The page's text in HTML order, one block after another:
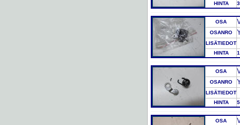
HINTA
OSA
OSANRO
LISÄTIEDOT
HINTA
OSA
OSANRO
LISÄTIEDOT
HINTA
OSA